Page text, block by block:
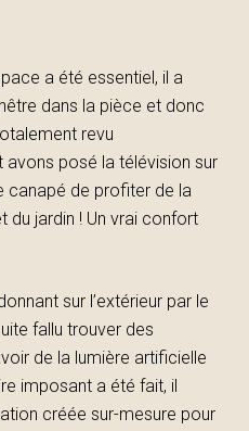
a été essentiel, il a
dans la pièce et donc
revu
avons posé la télévision sur
canapé de profiter de la
du jardin ! Un vrai confort
sur l’extérieur par le
fallu trouver des
de la lumière artificielle
imposant a été fait, il
créée sur-mesure pour